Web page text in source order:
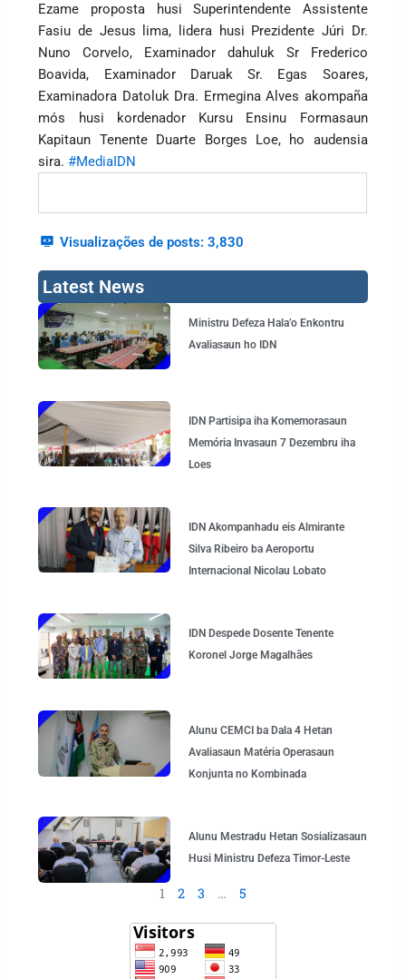
Ezame proposta husi Superintendente Assistente
Fasiu de Jesus lima, lidera husi Prezidente Júri Dr.
Nuno Corvelo, Examinador dahuluk Sr Frederico
Boavida, Examinador Daruak Sr. Egas Soares,
Examinadora Datoluk Dra. Ermegina Alves akompaña
mós husi kordenador Kursu Ensinu Formasaun
Kapitaun Tenente Duarte Borges Loe, ho audensia
sira.#MediaIDN
Visualizações de posts: 3,830
Latest News
Ministru Defeza Hala’o Enkontru
Avaliasaun ho IDN
IDN Partisipa iha Komemorasaun
Memória Invasaun 7 Dezembru iha
Loes
IDN Akompanhadu eis Almirante
Silva Ribeiro ba Aeroportu
Internacional Nicolau Lobato
IDN Despede Dosente Tenente
Koronel Jorge Magalhães
Alunu CEMCI ba Dala 4 Hetan
Avaliasaun Matéria Operasaun
Konjunta no Kombinada
Alunu Mestradu Hetan Sosializasaun
Husi Ministru Defeza Timor-Leste
Page
1 2 3 … 5